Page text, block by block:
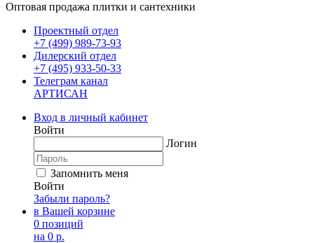
Оптовая продажа плитки и сантехники
Проектный отдел
+7 (499) 989-73-93
Дилерский отдел
+7 (495) 933-50-33
Телеграм канал
АРТИСАН
Вход в личный кабинет
Войти
Логин
Запомнить меня
Войти
Забыли пароль?
в Вашей корзине
0 позиций
на 0 р.